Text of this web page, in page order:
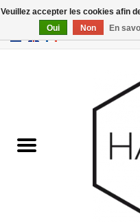
EUR/GBP
Gadgets
Veuillez accepter les cookies afin
Oui
Non En